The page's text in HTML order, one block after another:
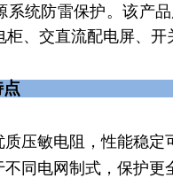
系统防雷保护。该产
柜、交直流配电屏、
压敏电阻，性能稳定
同电网制式，保护更